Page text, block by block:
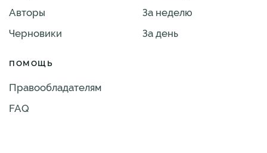
Авторы
Черновики
За неделю
За день
ПОМОЩЬ
Правообладателям
FAQ